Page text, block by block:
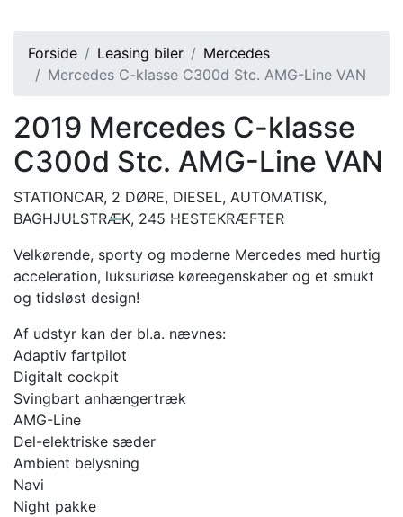
Forside Leasing biler
Mercedes
Mercedes C-klasse C300d Stc. AMG-Line VAN
2019 Mercedes C-klasse
C300d Stc. AMG-Line VAN
STATIONCAR, 2 DØRE, DIESEL, AUTOMATISK,
BAGHJULSTRÆK, 245 HESTEKRÆFTER
Velkørende, sporty og moderne Mercedes med hurtig
acceleration, luksuriøse køreegenskaber og et smukt
og tidsløst design!
Af udstyr kan der bl.a. nævnes:
Adaptiv fartpilot
Digitalt cockpit
Svingbart anhængertræk
AMG-Line
Del-elektriske sæder
Ambient belysning
Navi
Night pakke